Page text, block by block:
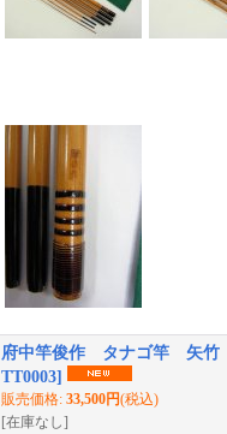
府中竿俊作 タナゴ竿 矢
TT0003]
販売価格: 33,500円(税込)
[在庫なし]